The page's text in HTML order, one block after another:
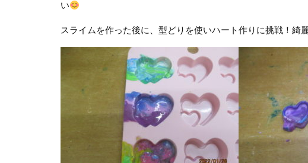
い
スライムを作った後に、型どりを使いハート作りに挑戦！綺